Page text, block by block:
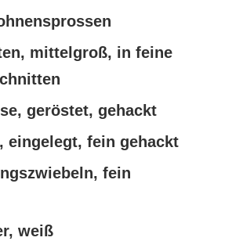
mittelgroß, in feine
geröstet, gehackt
eingelegt, fein gehackt
fein
weiß